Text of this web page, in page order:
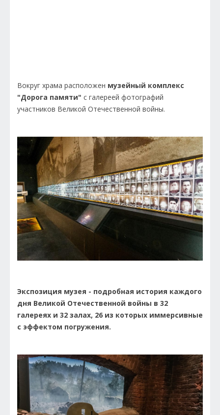
Вокруг храма расположен музейный комплекс
"Дорога памяти" с галереей фотографий
участников Великой Отечественной войны.
Экспозиция музея - подробная история каждого
дня Великой Отечественной войны в 32
галереях и 32 залах, 26 из которых иммерсивные
с эффектом погружения.